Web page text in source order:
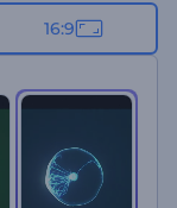
شخص يريد إعداد مسرحًا
16:9